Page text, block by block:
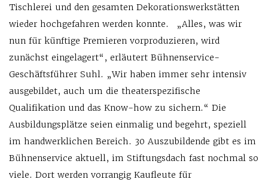
Tischlerei und den gesamten Dekorationswerkstätten
wieder hochgefahren werden konnte. „Alles, was wir
nun für künftige Premieren vorproduzieren, wird
zunächst eingelagert“, erläutert Bühnenservice-
Geschäftsführer Suhl. „Wir haben immer sehr intensiv
ausgebildet, auch um die theaterspezifische
Qualifikation und das Know-how zu sichern.“ Die
Ausbildungsplätze seien einmalig und begehrt, speziell
im handwerklichen Bereich. 30 Auszubildende gibt es im
Bühnenservice aktuell, im Stiftungsdach fast nochmal so
viele. Dort werden vorrangig Kaufleute für